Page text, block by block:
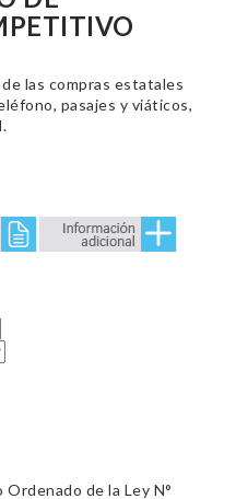
las compras estatales
pasajes y viáticos,
de la Ley N°